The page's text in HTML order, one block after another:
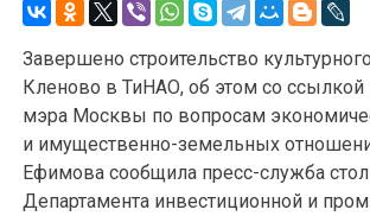
Завершено строительство
Кленово в ТиНАО, об этом со ссылкой
мэра Москвы по вопросам
и имущественно-земельных
Ефимова сообщила пресс-служба
Департамента инвестиционной и